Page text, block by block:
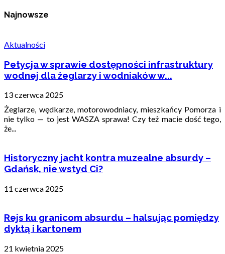
Najnowsze
Aktualności
Petycja w sprawie dostępności infrastruktury
wodnej dla żeglarzy i wodniaków w...
13 czerwca 2025
Żeglarze, wędkarze, motorowodniacy, mieszkańcy Pomorza i
nie tylko — to jest WASZA sprawa! Czy też macie dość tego,
że...
Historyczny jacht kontra muzealne absurdy –
Gdańsk, nie wstyd Ci?
11 czerwca 2025
Rejs ku granicom absurdu – halsując pomiędzy
dyktą i kartonem
21 kwietnia 2025